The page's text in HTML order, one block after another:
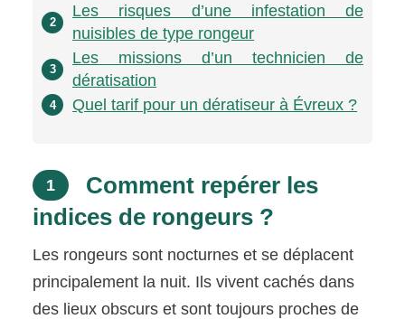
2
Les risques d’une infestation de
nuisibles de type rongeur
3
Les missions d’un technicien de
dératisation
4 Quel tarif pour un dératiseur à Évreux ?
1
Comment repérer les
indices de rongeurs ?
Les rongeurs sont nocturnes et se déplacent
principalement la nuit. Ils vivent cachés dans
des lieux obscurs et sont toujours proches de